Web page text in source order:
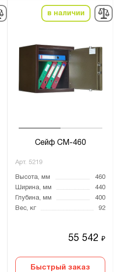
в наличии
Сейф СМ-460
Арт. 5219
Высота, мм
460
Ширина, мм
440
Глубина, мм
400
Вес, кг
92
55 542₽
Быстрый заказ